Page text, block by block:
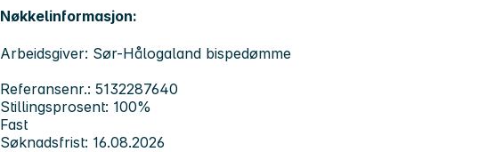
Nøkkelinformasjon:
Arbeidsgiver: Sør-Hålogaland bispedømme
Referansenr.: 5132287640
Stillingsprosent: 100%
Fast
Søknadsfrist: 16.08.2026